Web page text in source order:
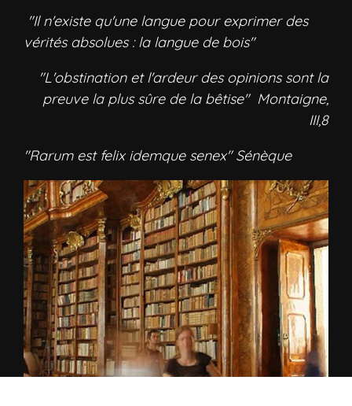
"Il n'existe qu'une langue pour exprimer des
vérités absolues : la langue de bois"
"L'obstination et l'ardeur des opinions sont la
preuve la plus sûre de la bêtise" Montaigne,
III,8
"Rarum est felix idemque senex" Sénèque